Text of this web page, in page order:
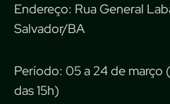
Endereço: Rua General
Salvador/BA
Período: 05 a 24 de março
das 15h)